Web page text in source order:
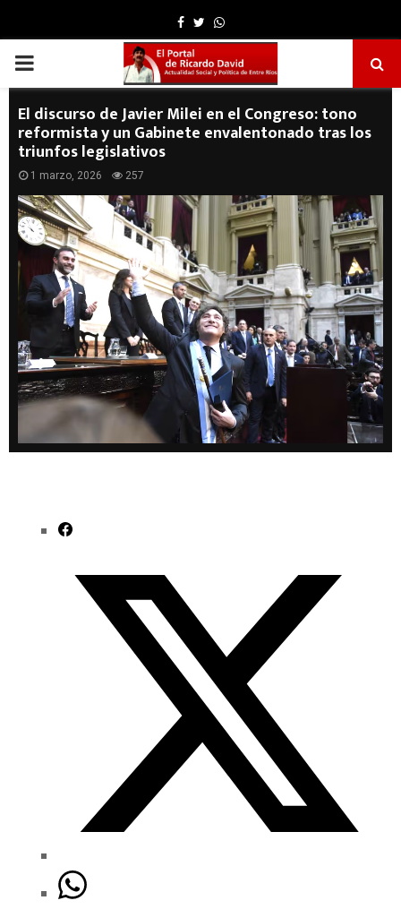
Facebook
TwitterWhatsapp
PRIMARY
MENU
El discurso de Javier Milei en el Congreso: tono
reformista y un Gabinete envalentonado tras los
triunfos legislativos
1 marzo, 2026 257